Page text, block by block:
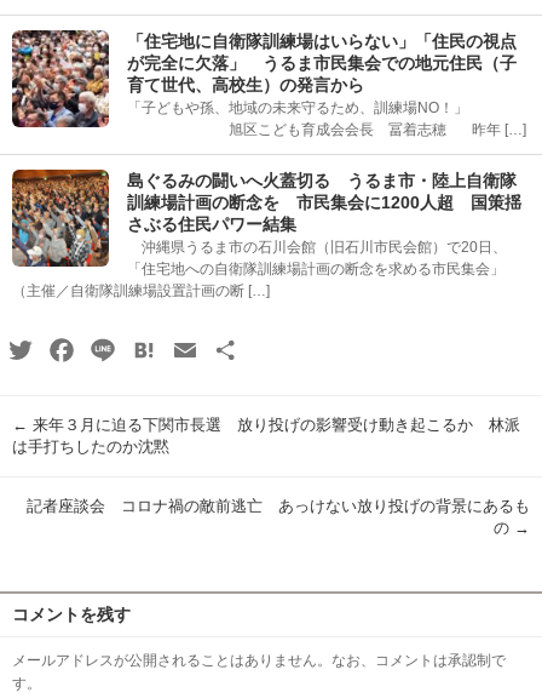
「住宅地に自衛隊訓練場はいらない」「住民の視点
が完全に欠落」 うるま市民集会での地元住民（子
育て世代、高校生）の発言から
「子どもや孫、地域の未来守るため、訓練場NO！」
旭区こども育成会会長 冨着志穂 昨年 […]
島ぐるみの闘いへ火蓋切る うるま市・陸上自衛隊
訓練場計画の断念を 市民集会に1200人超 国策揺
さぶる住民パワー結集
沖縄県うるま市の石川会館（旧石川市民会館）で20日、
「住宅地への自衛隊訓練場計画の断念を求める市民集会」
（主催／自衛隊訓練場設置計画の断 […]
TwitterFacebook
Line HatenaEmail
← 来年３月に迫る下関市長選 放り投げの影響受け動き起こるか 林派
は手打ちしたのか沈黙
記者座談会 コロナ禍の敵前逃亡 あっけない放り投げの背景にあるも
の →
コメントを残す
メールアドレスが公開されることはありません。なお、コメントは承認制で
す。